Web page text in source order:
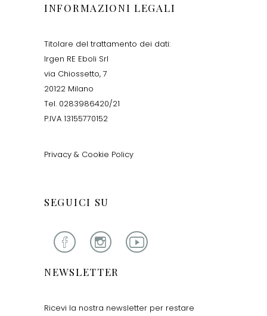
INFORMAZIONI LEGALI
Titolare del trattamento dei dati:
Irgen RE Eboli Srl
via Chiossetto, 7
20122 Milano
Tel. 0283986420/21
P.IVA 13155770152
Privacy & Cookie Policy
SEGUICI SU
NEWSLETTER
Ricevi la nostra newsletter per restare